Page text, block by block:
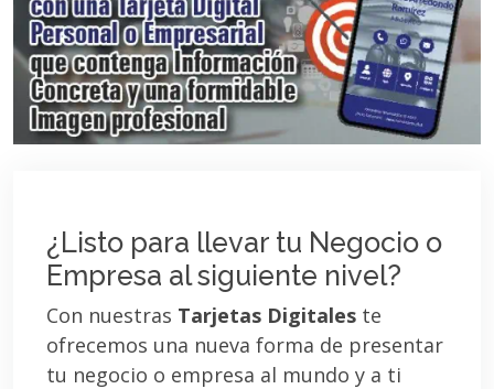
¿Listo para llevar tu Negocio o
Empresa al siguiente nivel?
Con nuestras Tarjetas Digitales te
ofrecemos una nueva forma de presentar
tu negocio o empresa al mundo y a ti